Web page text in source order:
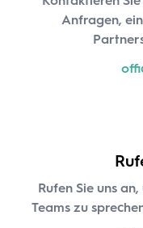
Anfragen,
Rufen Sie uns
Teams zu